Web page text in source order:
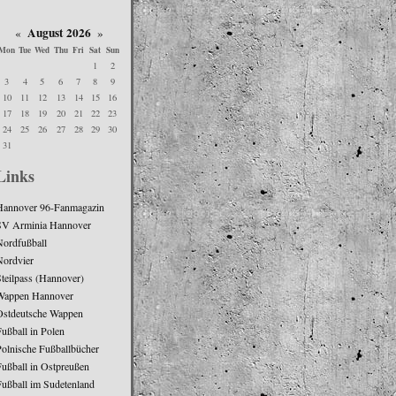
« August 2026 »
Tue Wed Thu Fri Sat Sun
1
2
3
4 5 6 7 8
9
10
11 12 13 14 15
16
17
18 19 20 21 22
23
24
25 26 27 28 29
30
31
96-Fanmagazin
Arminia Hannover
(Hannover)
Hannover
Wappen
in Polen
Fußballbücher
in Ostpreußen
im Sudetenland